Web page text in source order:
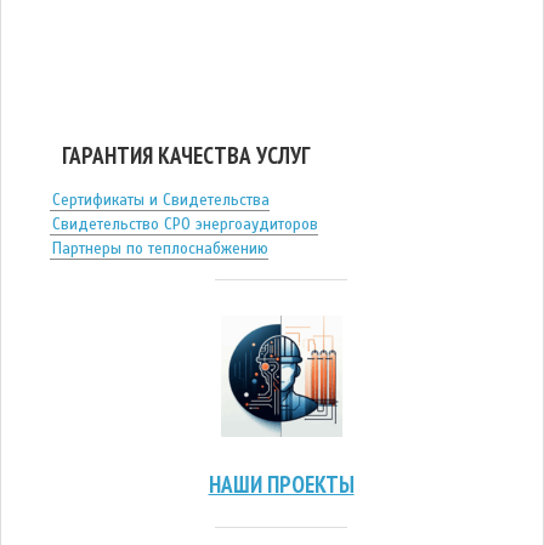
ГАРАНТИЯ КАЧЕСТВА УСЛУГ
Сертификаты и Свидетельства
Свидетельство СРО энергоаудиторов
Партнеры по теплоснабжению
НАШИ ПРОЕКТЫ